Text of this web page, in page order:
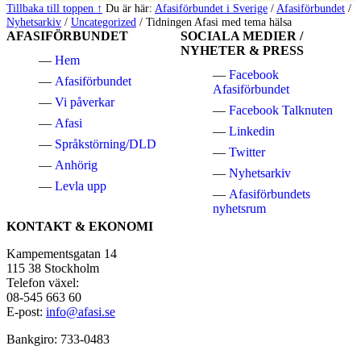
Tillbaka till toppen ↑ Du är här: Afasiförbundet i Sverige / Afasiförbundet /
Nyhetsarkiv / Uncategorized / Tidningen Afasi med tema hälsa
AFASIFÖRBUNDET
Hem
Afasiförbundet
Vi påverkar
Afasi
Språkstörning/DLD
Anhörig
Levla upp
SOCIALA MEDIER /
NYHETER & PRESS
Facebook
Afasiförbundet
Facebook Talknuten
Linkedin
Twitter
Nyhetsarkiv
Afasiförbundets
nyhetsrum
KONTAKT & EKONOMI
Kampementsgatan 14
115 38 Stockholm
Telefon växel:
08-545 663 60
E-post: info@afasi.se
Bankgiro: 733-0483